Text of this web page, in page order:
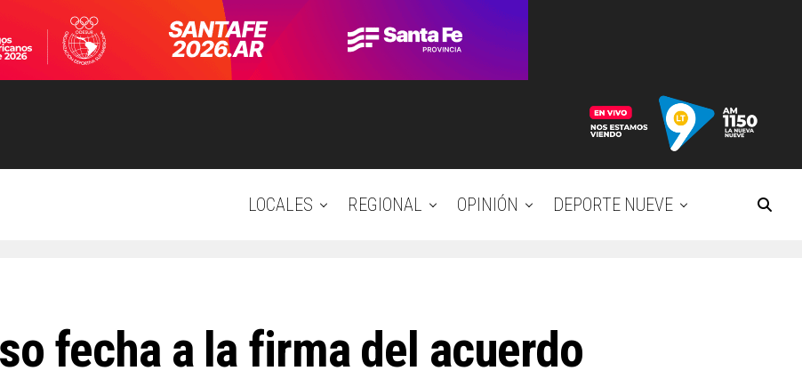
LOCALES REGIONAL OPINIÓN DEPORTE NUEVE
fecha a la firma del acuerdo